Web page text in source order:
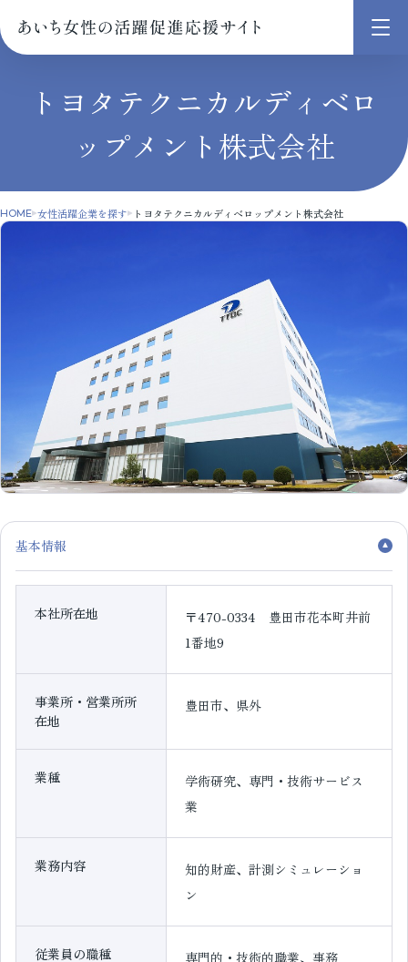
メ
く
トヨタテクニカルディベロ
ップメント株式会社
HOME 女性活躍企業を探す トヨタテクニカルディベロップメント株式会社
基本情報
本社所在地
〒470-0334 豊田市花本町井前
1番地9
事業所・営業所所
在地
豊田市、県外
業種
学術研究、専門・技術サービス
業
業務内容
知的財産、計測シミュレーショ
ン
従業員の職種 専門的・技術的職業、事務